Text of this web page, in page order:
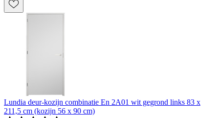
Lundia deur-kozijn combinatie En 2A01 wit gegrond links 83 x
211,5 cm (kozijn 56 x 90 cm)